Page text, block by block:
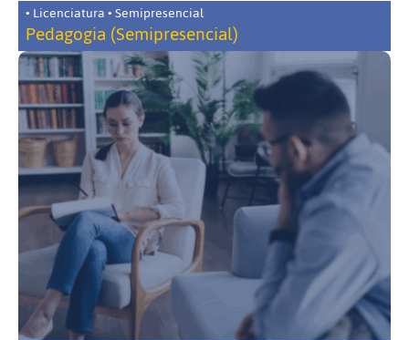
• Licenciatura • Semipresencial
Pedagogia (Semipresencial)